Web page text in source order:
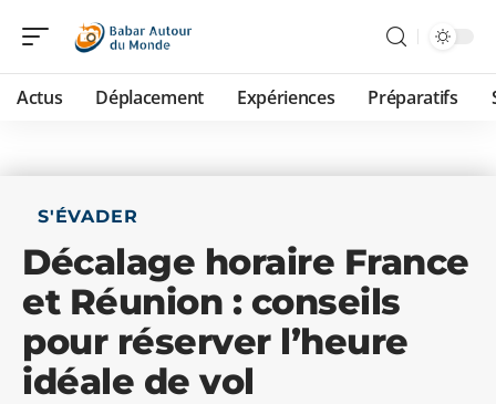
Actus Déplacement Expériences Préparatifs
S'ÉVADER
Décalage horaire France
et Réunion : conseils
pour réserver l’heure
idéale de vol